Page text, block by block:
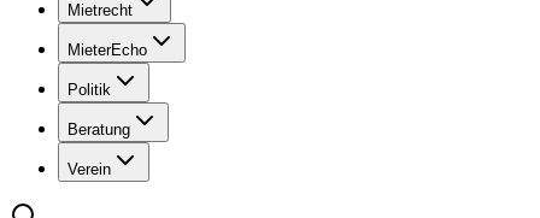
Mietrecht
MieterEcho
Politik
Beratung
Verein